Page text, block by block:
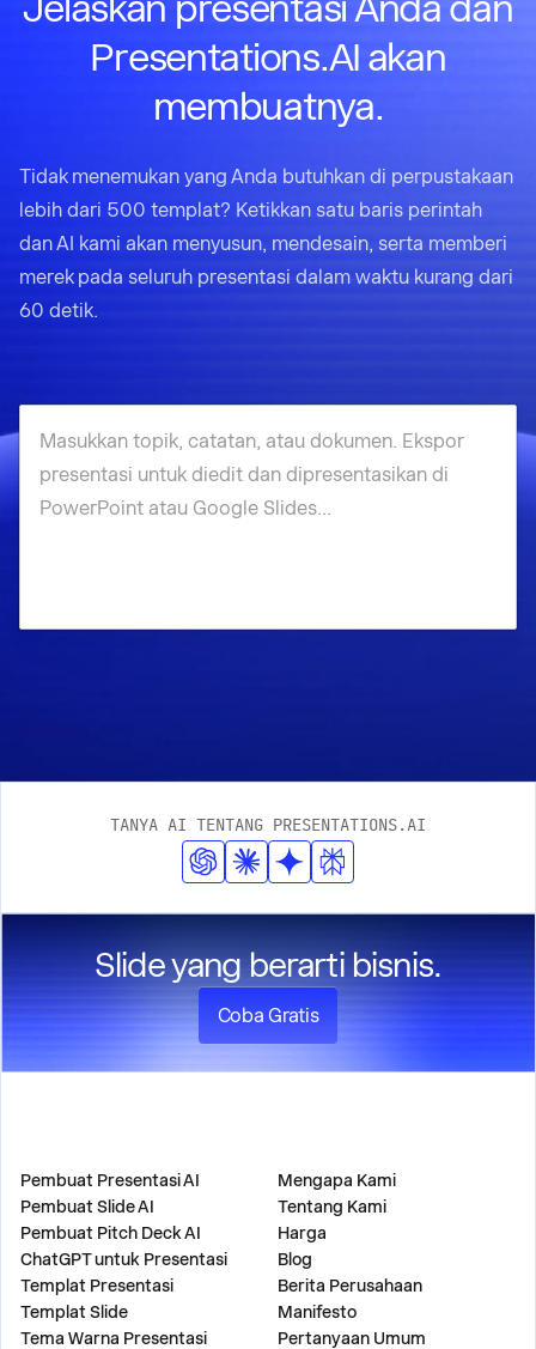
Presentations.AI akan
membuatnya.
Tidak menemukan yang Anda butuhkan di perpustakaan
lebih dari 500 templat? Ketikkan satu baris perintah
dan AI kami akan menyusun, mendesain, serta memberi
merek pada seluruh presentasi dalam waktu kurang dari
60 detik.
TANYA AI TENTANG PRESENTATIONS.AI
Slide yang berarti bisnis.
Coba Gratis
Pembuat Presentasi AI
Pembuat Slide AI
Pembuat Pitch Deck AI
ChatGPT untuk Presentasi
Templat Presentasi
Templat Slide
Tema Warna Presentasi
Mengapa Kami
Tentang Kami
Harga
Blog
Berita Perusahaan
Manifesto
Pertanyaan Umum